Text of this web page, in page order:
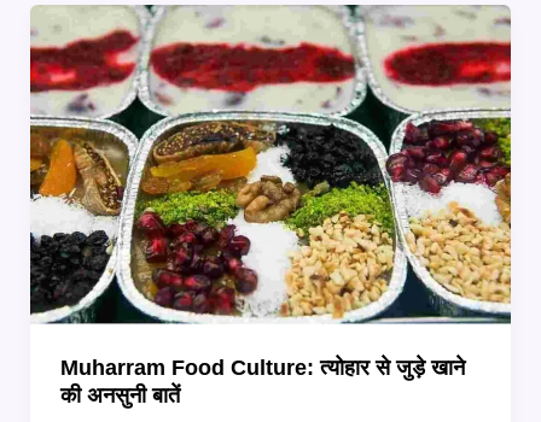
स्मोकी
फ्लेवर
देने
का
आसान
तरीका
Muharram Food Culture: त्योहार से जुड़े खाने
की अनसुनी बातें